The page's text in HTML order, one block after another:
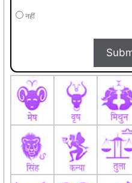
नहीं